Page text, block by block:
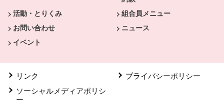
活動・とりくみ
組合員メニュー
お問い合わせ
ニュース
イベント
リンク
プライバシーポリシー
ソーシャルメディアポリシ
ー